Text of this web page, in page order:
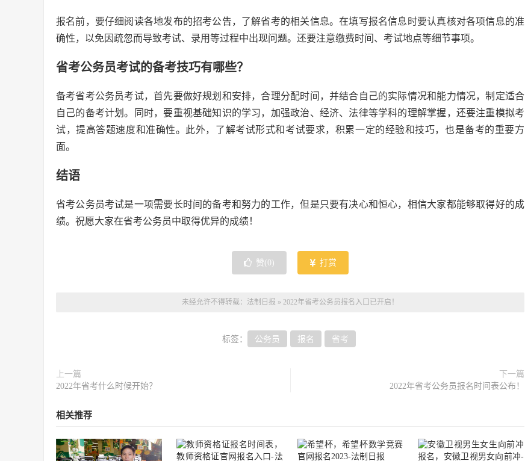
报名前，要仔细阅读各地发布的招考公告，了解省考的相关信息。在填写报名信息时要认真核对各项信息的准
确性，以免因疏忽而导致考试、录用等过程中出现问题。还要注意缴费时间、考试地点等细节事项。
省考公务员考试的备考技巧有哪些？
备考省考公务员考试，首先要做好规划和安排，合理分配时间，并结合自己的实际情况和能力情况，制定适合
自己的备考计划。同时，要重视基础知识的学习，加强政治、经济、法律等学科的理解掌握，还要注重模拟考
试，提高答题速度和准确性。此外，了解考试形式和考试要求，积累一定的经验和技巧，也是备考的重要方
面。
结语
省考公务员考试是一项需要长时间的备考和努力的工作，但是只要有决心和恒心，相信大家都能够取得好的成
绩。祝愿大家在省考公务员中取得优异的成绩！
赞( 0 ) 打赏
未经允许不得转载： 法制日报 » 2022年省考公务员报名入口已开启！
标签： 公务员 报名 省考
上一篇
2022年省考什么时候开始？
下一篇
2022年省考公务员报名时间表公布！
相关推荐